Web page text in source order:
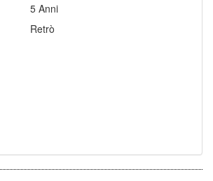
5 Anni
Retrò